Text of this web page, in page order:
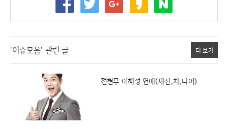
'이슈모음' 관련 글 더 보기
전현무 이혜성 연애(재산,차,나이)